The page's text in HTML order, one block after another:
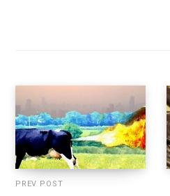
PREV POST